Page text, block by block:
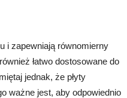
i zapewniają równomierny
łatwo dostosowane do
jednak, że płyty
ważne jest, aby odpowiednio